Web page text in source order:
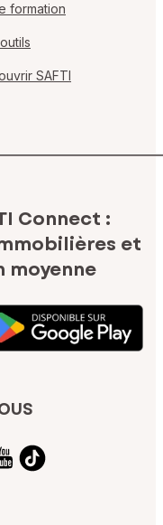
formation
SAFTI
Connect :
et
moyenne